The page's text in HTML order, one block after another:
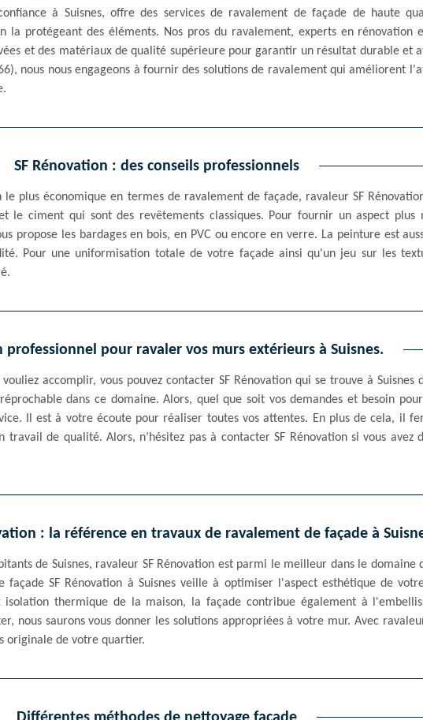
à Suisnes, offre des services de ravalement de façade de haute
la protégeant des éléments. Nos pros du ravalement, experts en rénovation
et des matériaux de qualité supérieure pour garantir un résultat durable et
nous nous engageons à fournir des solutions de ravalement qui améliorent
SF Rénovation : des conseils professionnels
plus économique en termes de ravalement de façade, ravaleur SF
le ciment qui sont des revêtements classiques. Pour fournir un aspect plus
propose les bardages en bois, en PVC ou encore en verre. La peinture est
Pour une uniformisation totale de votre façade ainsi qu'un jeu sur les
professionnel pour ravaler vos murs extérieurs à Suisnes.
accomplir, vous pouvez contacter SF Rénovation qui se trouve à Suisnes
dans ce domaine. Alors, quel que soit vos demandes et besoin
Il est à votre écoute pour réaliser toutes vos attentes. En plus de cela, il
travail de qualité. Alors, n’hésitez pas à contacter SF Rénovation si vous avez
: la référence en travaux de ravalement de façade à
de Suisnes, ravaleur SF Rénovation est parmi le meilleur dans le domaine
façade SF Rénovation à Suisnes veille à optimiser l'aspect esthétique de
thermique de la maison, la façade contribue également à
nous saurons vous donner les solutions appropriées à votre mur. Avec
originale de votre quartier.